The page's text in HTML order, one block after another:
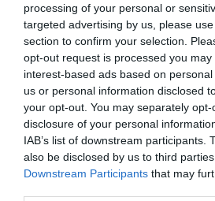
processing of your personal or
targeted advertising by us, please
section to confirm your selection.
opt-out request is processed you may
interest-based ads based on
us or personal information disclosed
your opt-out. You may separately
disclosure of your personal
IAB’s list of downstream participants.
also be disclosed by us to third
Downstream Participants that may
- +
Προδιαγραφές